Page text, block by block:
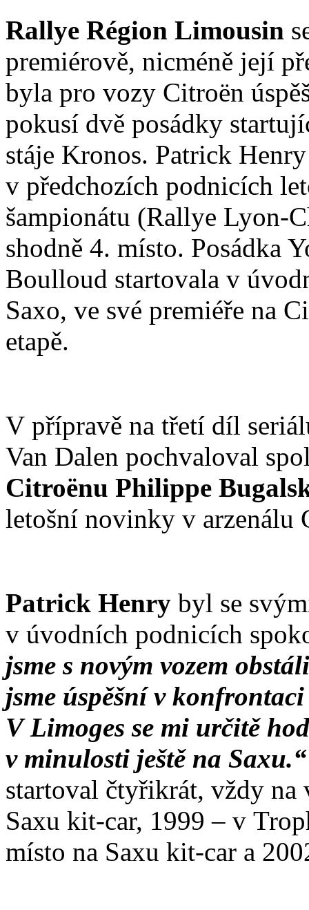
Rallye Région Limousin
premiérově, nicméně její
byla pro vozy Citroën
pokusí dvě posádky
stáje Kronos. Patrick
v předchozích podnicích
šampionátu (Rallye Lyon-
shodně 4. místo. Posádka
Boulloud startovala v
Saxo, ve své premiéře na
etapě.
V přípravě na třetí díl
Van Dalen pochvaloval
Citroënu Philippe
letošní novinky v arzenálu
Patrick Henry byl se
v úvodních podnicích
jsme s novým vozem
jsme úspěšní v
V Limoges se mi určitě
v minulosti ještě na
startoval čtyřikrát, vždy na
Saxu kit-car, 1999 – v
místo na Saxu kit-car a